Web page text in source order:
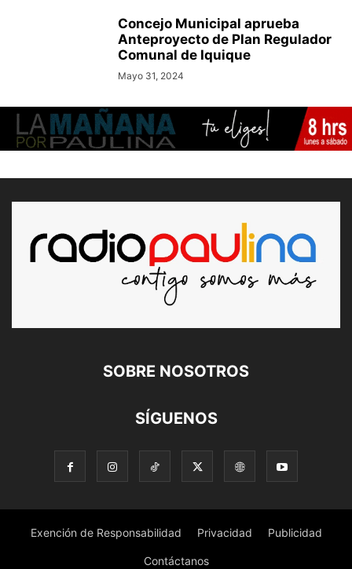
Concejo Municipal aprueba
Anteproyecto de Plan Regulador
Comunal de Iquique
Mayo 31, 2024
SOBRE NOSOTROS
SÍGUENOS
Exención de Responsabilidad Privacidad Publicidad
Contáctanos